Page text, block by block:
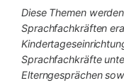
Diese Themen
Sprachfachkräften
Sprachfachkräfte
Elterngesprächen